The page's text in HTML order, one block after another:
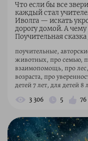
Что если бы все
каждый стал
Иволга — искать
дорогу домой. А
Поучительная сказка
поучительные,
животных, про семью,
взаимопомощь, про
возраста, про
детей 7 лет, для детей
3 306 5 76